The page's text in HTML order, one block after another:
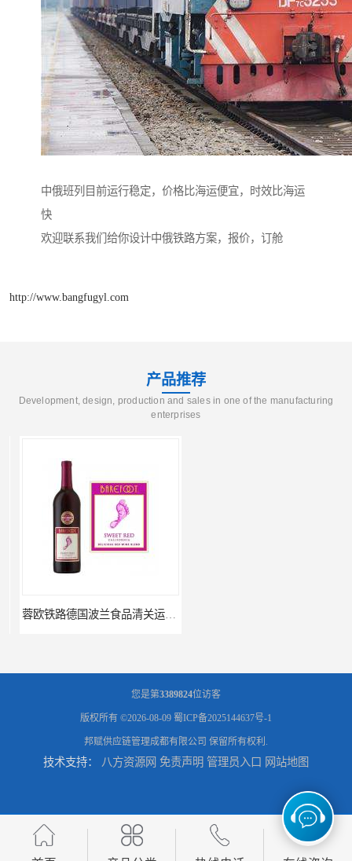
中俄班列目前运行稳定，价格比海运便宜，时效比海运
快
欢迎联系我们给你设计中俄铁路方案，报价，订舱
http://www.bangfugyl.com
产品推荐
Development, design, production and sales in one of the manufacturing
enterprises
蓉欧铁路德国波兰食品清关运输门到门
蓉欧铁路波兰罗兹食品成都清关物流 蓉欧铁路清关订柜公司，波兰德国蓉欧铁路门到门
您是第3389824位访客
版权所有 ©2026-08-09 蜀ICP备2025144637号-1
邦赋供应链管理成都有限公司 保留所有权利.
技术支持： 八方资源网 免责声明 管理员入口 网站地图